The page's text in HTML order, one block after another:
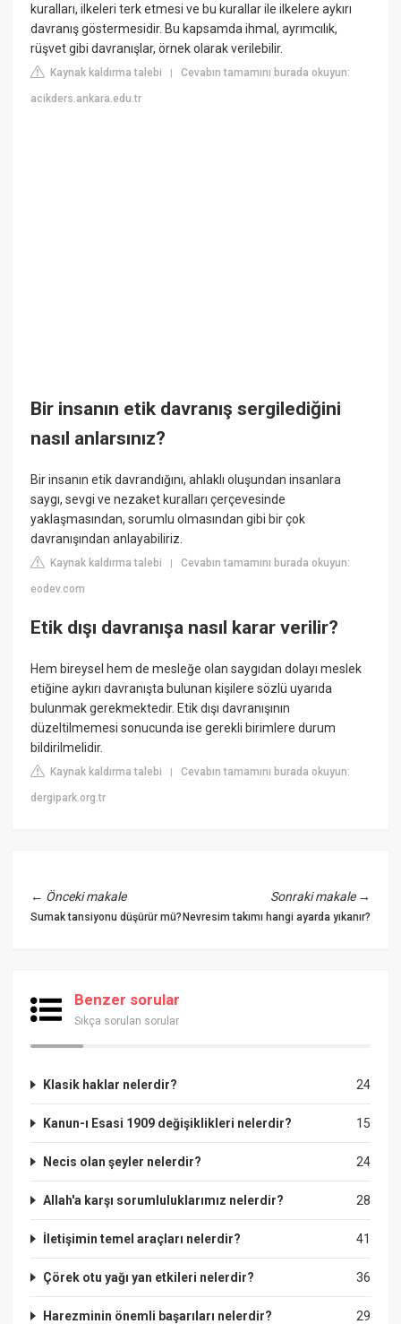
kuralları, ilkeleri terk etmesi ve bu kurallar ile ilkelere aykırı
davranış göstermesidir. Bu kapsamda ihmal, ayrımcılık,
rüşvet gibi davranışlar, örnek olarak verilebilir.
Kaynak kaldırma talebi |Cevabın tamamını burada okuyun:
acikders.ankara.edu.tr
Bir insanın etik davranış sergilediğini
nasıl anlarsınız?
Bir insanın etik davrandığını, ahlaklı oluşundan insanlara
saygı, sevgi ve nezaket kuralları çerçevesinde
yaklaşmasından, sorumlu olmasından gibi bir çok
davranışından anlayabiliriz.
Kaynak kaldırma talebi |Cevabın tamamını burada okuyun:
eodev.com
Etik dışı davranışa nasıl karar verilir?
Hem bireysel hem de mesleğe olan saygıdan dolayı meslek
etiğine aykırı davranışta bulunan kişilere sözlü uyarıda
bulunmak gerekmektedir. Etik dışı davranışının
düzeltilmemesi sonucunda ise gerekli birimlere durum
bildirilmelidir.
Kaynak kaldırma talebi |Cevabın tamamını burada okuyun:
dergipark.org.tr
← Önceki makale
Sumak tansiyonu düşürür mü?
Sonraki makale→
Nevresim takımı hangi ayarda yıkanır?
Benzer sorular
Sıkça sorulan sorular
24
Klasik haklar nelerdir?
15
Kanun-ı Esasi 1909 değişiklikleri nelerdir?
24
Necis olan şeyler nelerdir?
28
Allah'a karşı sorumluluklarımız nelerdir?
41
İletişimin temel araçları nelerdir?
36
Çörek otu yağı yan etkileri nelerdir?
29
Harezminin önemli başarıları nelerdir?